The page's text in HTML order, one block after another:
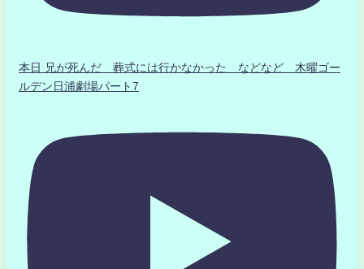
本日 兄が死んだ 葬式には行かなかった などなど 木曜ゴー
ルデン日浦劇場パート7